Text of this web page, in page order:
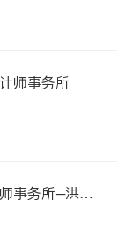
师事务所
事务所─洪德